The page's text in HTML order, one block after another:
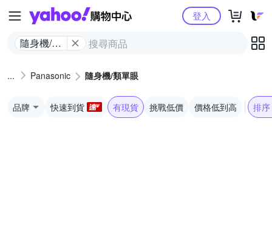
Yahoo購物中心
隨身機/類
登入
Panasonic 隨身機/類單眼
品牌 快速到貨 有現貨 挑戰低價 價格低到高 排序